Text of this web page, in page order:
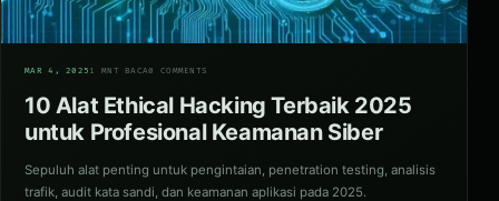
MAR 4, 2025 1 MNT BACA0 COMMENTS
10 Alat Ethical Hacking Terbaik 2025
untuk Profesional Keamanan Siber
Sepuluh alat penting untuk pengintaian, penetration testing, analisis
trafik, audit kata sandi, dan keamanan aplikasi pada 2025.